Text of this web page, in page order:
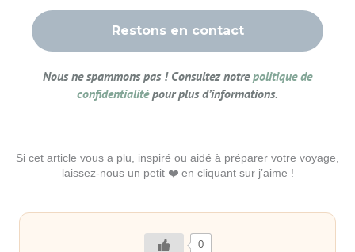
Nous ne spammons pas ! Consultez notrepolitique de
confidentialitépour plus d’informations.
Si cet article vous a plu, inspiré ou aidé à préparer votre voyage,
laissez-nous un petit ❤️ en cliquant sur j’aime !
0